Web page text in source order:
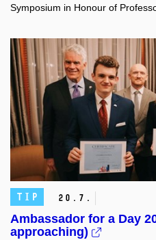
Symposium in Honour of
TIP 20. 7.
Ambassador for a Day
approaching)